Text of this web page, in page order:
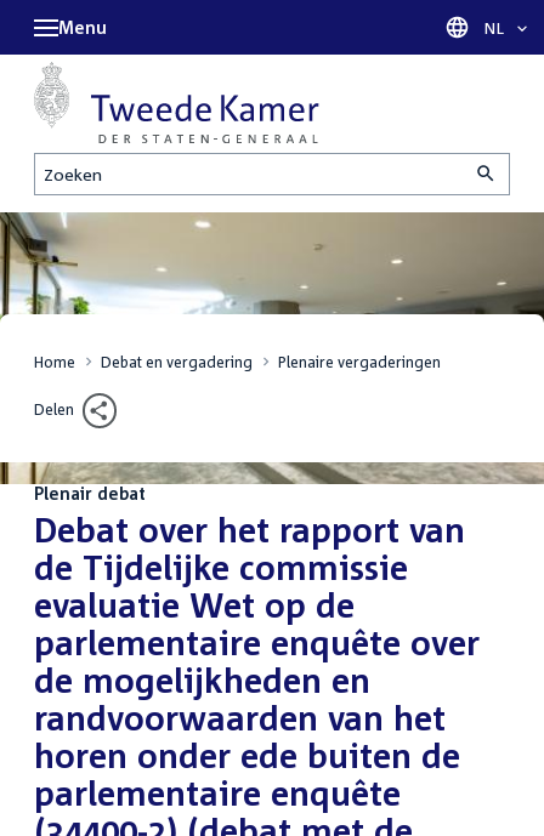
Zoeken
Menu Taal
NL
Home Debat en vergadering Plenaire vergaderingen
Delen
Plenair debat
:Debat over het rapport van
de Tijdelijke commissie
evaluatie Wet op de
parlementaire enquête over
de mogelijkheden en
randvoorwaarden van het
horen onder ede buiten de
parlementaire enquête